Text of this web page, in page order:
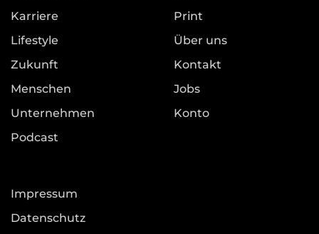
Karriere
Lifestyle
Zukunft
Menschen
Unternehmen
Podcast
Print
Über uns
Kontakt
Jobs
Konto
Impressum
Datenschutz